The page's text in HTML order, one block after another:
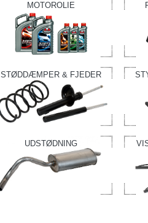
MOTOROLIE
STØDDÆMPER & FJEDER
UDSTØDNING